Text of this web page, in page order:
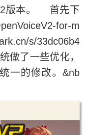
版本。 首先下
for-m
s/33dc06b4
了一些优化，
一的修改。&nb